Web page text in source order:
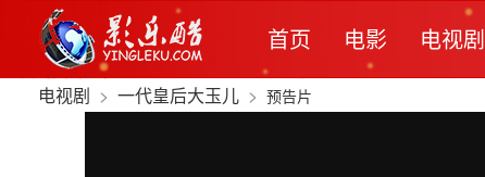
首页 电影 电视剧
电视剧 > 一代皇后大玉儿 > 预告片